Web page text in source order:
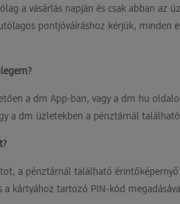
a vásárlás napján és csak abban az
pontjóváíráshoz kérjük,
a dm App-ban, vagy a dm.hu
a dm üzletekben a pénztárnál
a pénztárnál található
kártyához tartozó PIN-kód